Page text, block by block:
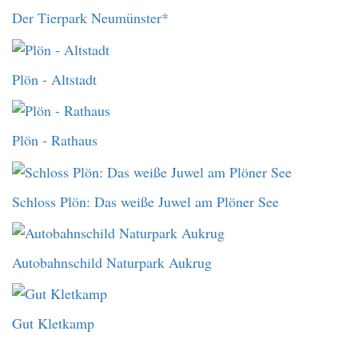
Der Tierpark Neumünster*
Plön - Altstadt
Plön - Rathaus
Schloss Plön: Das weiße Juwel am Plöner See
Autobahnschild Naturpark Aukrug
Gut Kletkamp